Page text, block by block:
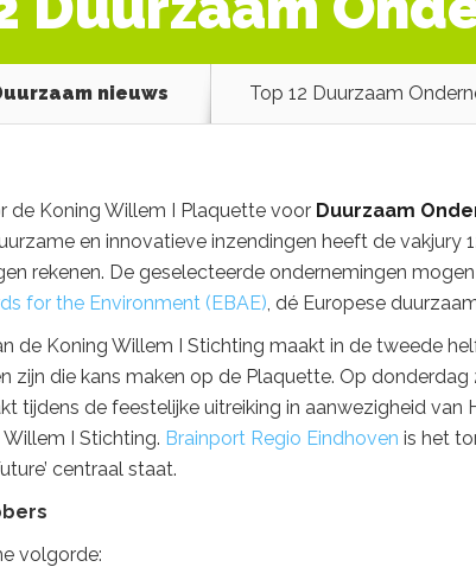
nieuws Top 12 Duurzaam
de Koning Willem I Plaquette voor Duurzaam
en innovatieve inzendingen heeft de vakjury
rekenen. De geselecteerde ondernemingen
for the Environment (EBAE) , dé Europese
de Koning Willem I Stichting maakt in de tweede
zijn die kans maken op de Plaquette. Op
tijdens de feestelijke uitreiking in aanwezigheid van
I Stichting. Brainport Regio Eindhoven is het
centraal staat.
volgorde: